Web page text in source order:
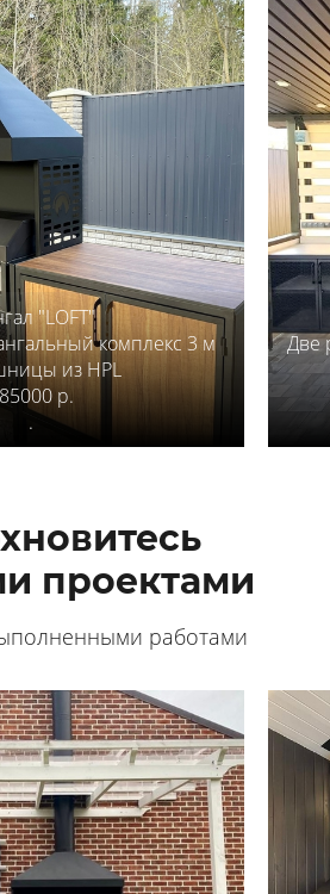
"LOFT"
комплекс 3 м
из HPL
р.
.
Две
проектами
работами